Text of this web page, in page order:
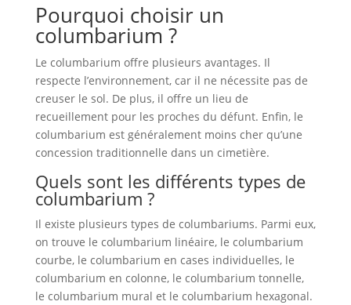
Pourquoi choisir un
columbarium ?
Le columbarium offre plusieurs avantages. Il
respecte l’environnement, car il ne nécessite pas de
creuser le sol. De plus, il offre un lieu de
recueillement pour les proches du défunt. Enfin, le
columbarium est généralement moins cher qu’une
concession traditionnelle dans un cimetière.
Quels sont les différents types de
columbarium ?
Il existe plusieurs types de columbariums. Parmi eux,
on trouve le columbarium linéaire, le columbarium
courbe, le columbarium en cases individuelles, le
columbarium en colonne, le columbarium tonnelle,
le columbarium mural et le columbarium hexagonal.